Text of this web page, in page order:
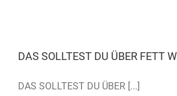
DAS SOLLTEST DU ÜBER FETT
DAS SOLLTEST DU ÜBER [...]